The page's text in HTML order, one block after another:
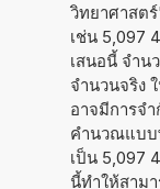
วิทยาศาสต
เช่น 5,097
เสนอนี้ จำน
จำนวนจริง
อาจมีการจ
คำนวณแบบ
เป็น 5,097
นี้ทำให้สาม